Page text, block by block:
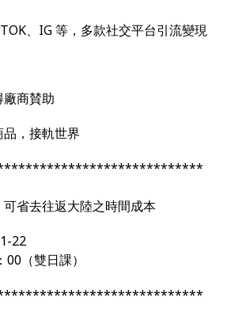
、IG 等，多款社交平台引流變現
商賛助
，接軌世界
省去往返大陸之時間成本
22
（雙日課）